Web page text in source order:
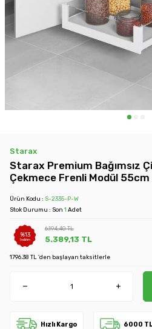
Starax
Starax Premium Bağımsız
Çekmece Frenli Modül
Ürün Kodu : S-2335-P-W
Stok Durumu : Son 1 Adet
%13
İndirim
6.194,40TL
5.389,13 TL
1796.38 TL 'den başlayan taksitlerle
Hızlı Kargo 6000